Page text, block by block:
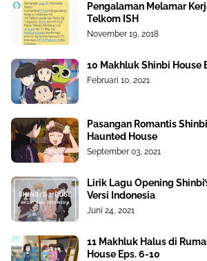
Pengalaman Melamar
Telkom ISH
November 19, 2018
10 Makhluk Shinbi House
Februari 10, 2021
Pasangan Romantis
Haunted House
September 03, 2021
Lirik Lagu Opening
Versi Indonesia
Juni 24, 2021
11 Makhluk Halus di
House Eps. 6-10